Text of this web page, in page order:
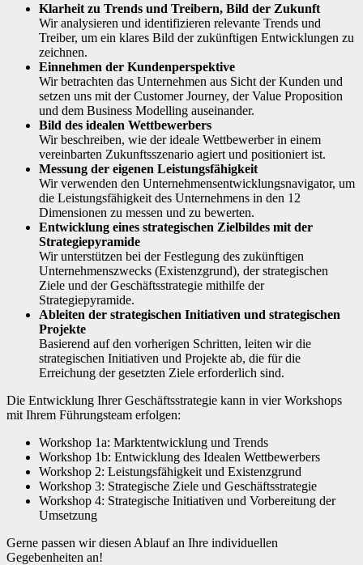
Klarheit zu Trends und Treibern, Bild der Zukunft
Wir analysieren und identifizieren relevante Trends und
Treiber, um ein klares Bild der zukünftigen Entwicklungen zu
zeichnen.
Einnehmen der Kundenperspektive
Wir betrachten das Unternehmen aus Sicht der Kunden und
setzen uns mit der Customer Journey, der Value Proposition
und dem Business Modelling auseinander.
Bild des idealen Wettbewerbers
Wir beschreiben, wie der ideale Wettbewerber in einem
vereinbarten Zukunftsszenario agiert und positioniert ist.
Messung der eigenen Leistungsfähigkeit
Wir verwenden den Unternehmensentwicklungsnavigator, um
die Leistungsfähigkeit des Unternehmens in den 12
Dimensionen zu messen und zu bewerten.
Entwicklung eines strategischen Zielbildes mit der
Strategiepyramide
Wir unterstützen bei der Festlegung des zukünftigen
Unternehmenszwecks (Existenzgrund), der strategischen
Ziele und der Geschäftsstrategie mithilfe der
Strategiepyramide.
Ableiten der strategischen Initiativen und strategischen
Projekte
Basierend auf den vorherigen Schritten, leiten wir die
strategischen Initiativen und Projekte ab, die für die
Erreichung der gesetzten Ziele erforderlich sind.
Die Entwicklung Ihrer Geschäftsstrategie kann in vier Workshops
mit Ihrem Führungsteam erfolgen:
Workshop 1a: Marktentwicklung und Trends
Workshop 1b: Entwicklung des Idealen Wettbewerbers
Workshop 2: Leistungsfähigkeit und Existenzgrund
Workshop 3: Strategische Ziele und Geschäftsstrategie
Workshop 4: Strategische Initiativen und Vorbereitung der
Umsetzung
Gerne passen wir diesen Ablauf an Ihre individuellen
Gegebenheiten an!